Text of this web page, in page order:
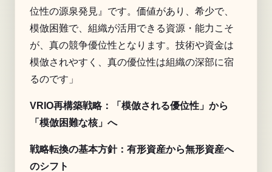
位性の源泉発見』です。価値があり、希少で、
模倣困難で、組織が活用できる資源・能力こそ
が、真の競争優位性となります。技術や資金は
模倣されやすく、真の優位性は組織の深部に宿
るのです」
VRIO再構築戦略：「模倣される優位性」から
「模倣困難な核」へ
戦略転換の基本方針：有形資産から無形資産へ
のシフト